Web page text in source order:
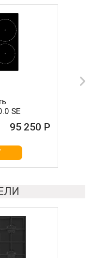
SE
95 250 Р
DE
95 420 Р